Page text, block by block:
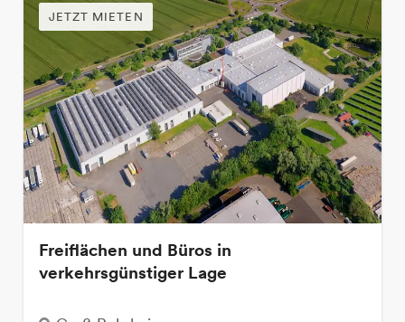
JETZT MIETEN
Freiflächen und Büros in
verkehrsgünstiger Lage